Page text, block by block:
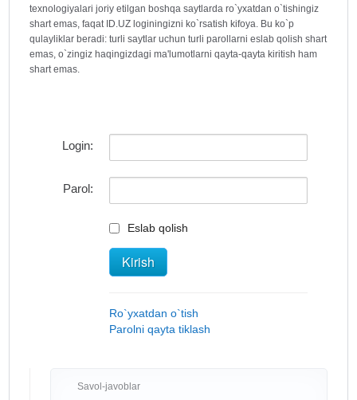
texnologiyalari joriy etilgan boshqa saytlarda ro`yxatdan o`tishingiz
shart emas, faqat ID.UZ loginingizni ko`rsatish kifoya. Bu ko`p
qulayliklar beradi: turli saytlar uchun turli parollarni eslab qolish shart
emas, o`zingiz haqingizdagi ma'lumotlarni qayta-qayta kiritish ham
shart emas.
Login:
Parol:
Eslab qolish
Kirish
Ro`yxatdan o`tish
Parolni qayta tiklash
Savol-javoblar